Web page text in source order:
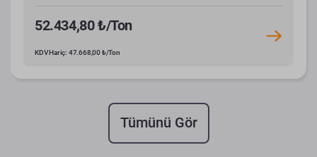
52.434,80 ₺/Ton
KDV Hariç: 47.668,00 ₺/Ton
Tümünü Gör